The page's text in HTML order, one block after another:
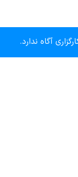
آگاه ندارد.